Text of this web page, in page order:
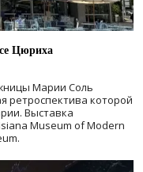
Цюриха
Марии Соль
ретроспектива которой
Выставка
Museum of Modern